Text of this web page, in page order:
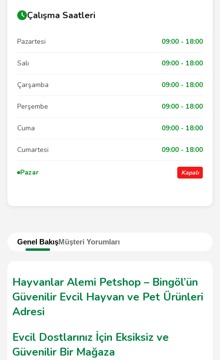
Genel BakışMüşteri Yorumları
Hayvanlar Alemi Petshop – Bingöl’ün
Güvenilir Evcil Hayvan ve Pet Ürünleri
Adresi
Evcil Dostlarınız İçin Eksiksiz ve
Güvenilir Bir Mağaza
Çalışma Saatleri
Pazartesi 09:00 - 18:00
Salı 09:00 - 18:00
Çarşamba 09:00 - 18:00
Perşembe 09:00 - 18:00
Cuma 09:00 - 18:00
Cumartesi 09:00 - 18:00
Pazar Kapalı